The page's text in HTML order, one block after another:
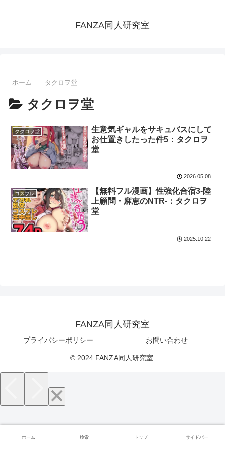
FANZA同人研究室
ホーム タクロヲ堂
タクロヲ堂
タクロヲ堂
生意気ギャルをサキュバスにして
お仕置きしたった件5：タクロヲ
堂
2026.05.08
コスプレ
【無料フル漫画】性強化合宿3-陸
上顧問・麻恵のNTR-：タクロヲ
堂
2025.10.22
FANZA同人研究室
プライバシーポリシー お問い合わせ
© 2024 FANZA同人研究室.
ホーム 検索 トップ サイドバー